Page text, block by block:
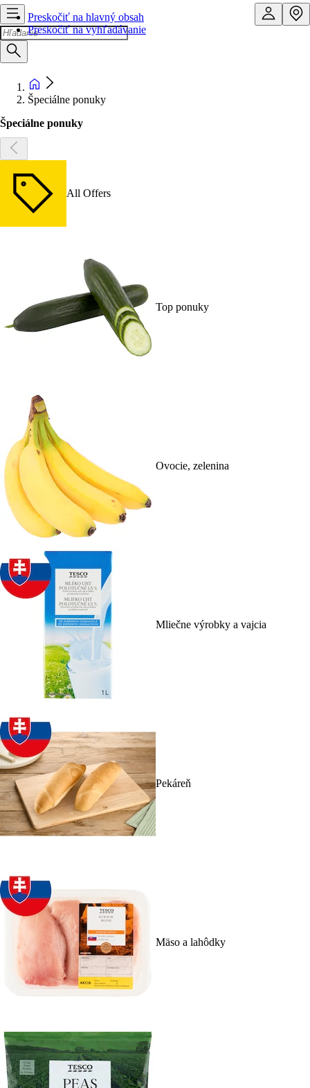
Preskočiť na hlavný obsah
Preskočiť na vyhľadávanie
Špeciálne ponuky
Špeciálne ponuky
All Offers
Top ponuky
Ovocie, zelenina
Mliečne výrobky a vajcia
Pekáreň
Mäso a lahôdky